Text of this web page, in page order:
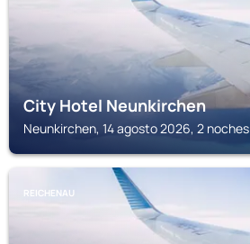
City Hotel Neunkirchen
Neunkirchen, 14 agosto 2026, 2 noches
REICHENAU